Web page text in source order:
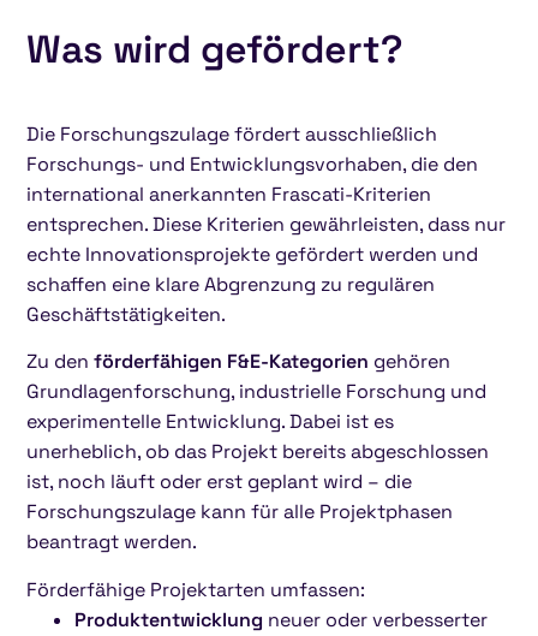
Was wird gefördert?
Die Forschungszulage fördert ausschließlich
Forschungs- und Entwicklungsvorhaben, die den
international anerkannten Frascati-Kriterien
entsprechen. Diese Kriterien gewährleisten, dass nur
echte Innovationsprojekte gefördert werden und
schaffen eine klare Abgrenzung zu regulären
Geschäftstätigkeiten.
Zu denförderfähigen F&E-Kategorien gehören
Grundlagenforschung, industrielle Forschung und
experimentelle Entwicklung. Dabei ist es
unerheblich, ob das Projekt bereits abgeschlossen
ist, noch läuft oder erst geplant wird – die
Forschungszulage kann für alle Projektphasen
beantragt werden.
Förderfähige Projektarten umfassen:
Produktentwicklung neuer oder verbesserter